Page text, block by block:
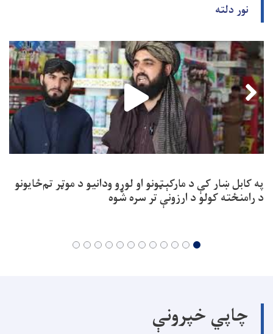
نور دلته
په کابل ښار کې د مارکېټونو او لوړو ودانیو د موټر تم‌ځایونو
د رامنځته کولو د ارزونې تر سره شوه
چاپي خپرونې